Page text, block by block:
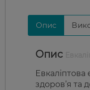
Опис
Опис
здоров’я та